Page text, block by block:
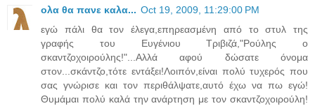
ολα θα πανε καλα... Oct 19, 2009, 11:29:00 PM
εγώ πάλι θα τον έλεγα,επηρεασμένη από το στυλ της
γραφής του Ευγένιου Τριβιζά,"Ρούλης ο
σκαντζοχοιρούλης!"...Αλλά αφού δώσατε όνομα
στον...σκάντζο,τότε εντάξει!Λοιπόν,είναι πολύ τυχερός που
σας γνώρισε και τον περιθάλψατε,αυτό έχω να πω εγώ!
Θυμάμαι πολύ καλά την ανάρτηση με τον σκαντζοχοιρούλη!